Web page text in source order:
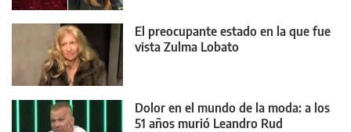
El preocupante estado en la que fue
vista Zulma Lobato
Dolor en el mundo de la moda: a los
51 años murió Leandro Rud